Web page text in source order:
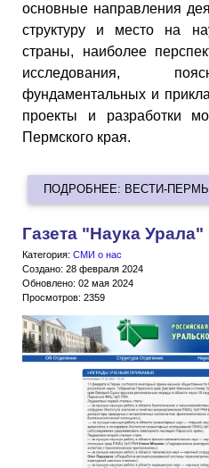
основные направления
структуру и место на
страны, наиболее
исследования,
фундаментальных и
проекты и разработки
Пермского края.
ПОДРОБНЕЕ: ВЕСТИ-ПЕРМЬ
Газета "Наука Урала"
Категория: СМИ о нас
Создано: 28 февраля 2024
Обновлено: 02 мая 2024
Просмотров: 2359